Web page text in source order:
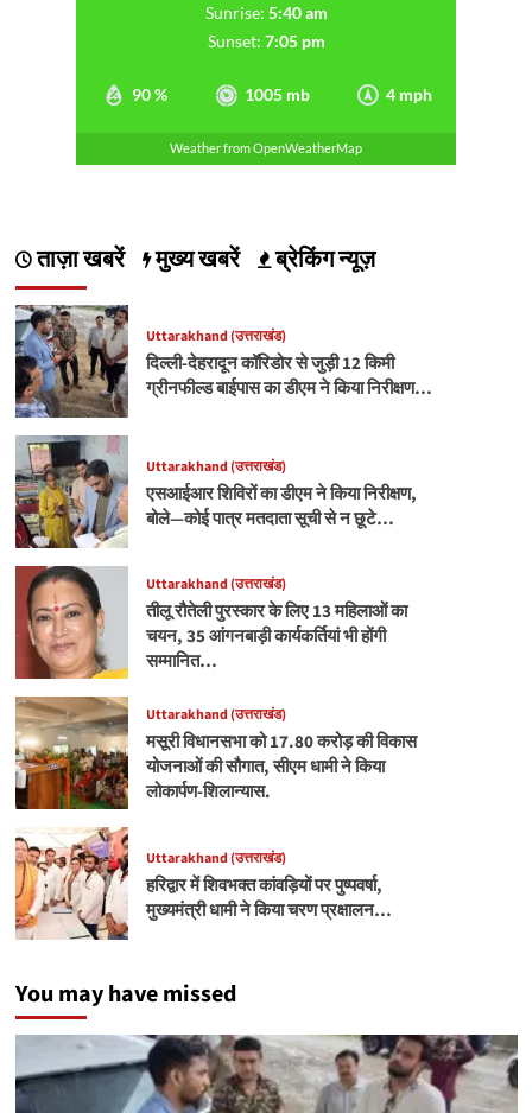
90 % 1005 mb 4 mph
Sunrise: 5:40 am
Sunset: 7:05 pm
Weather from OpenWeatherMap
ताज़ा खबरें मुख्य खबरें ब्रेकिंग न्यूज़
Uttarakhand (उत्तराखंड)
दिल्ली-देहरादून कॉरिडोर से जुड़ी 12 किमी
ग्रीनफील्ड बाईपास का डीएम ने किया निरीक्षण…
Uttarakhand (उत्तराखंड)
एसआईआर शिविरों का डीएम ने किया निरीक्षण,
बोले—कोई पात्र मतदाता सूची से न छूटे…
Uttarakhand (उत्तराखंड)
तीलू रौतेली पुरस्कार के लिए 13 महिलाओं का
चयन, 35 आंगनबाड़ी कार्यकर्तियां भी होंगी
सम्मानित…
Uttarakhand (उत्तराखंड)
मसूरी विधानसभा को 17.80 करोड़ की विकास
योजनाओं की सौगात, सीएम धामी ने किया
लोकार्पण-शिलान्यास.
Uttarakhand (उत्तराखंड)
हरिद्वार में शिवभक्त कांवड़ियों पर पुष्पवर्षा,
मुख्यमंत्री धामी ने किया चरण प्रक्षालन…
You may have missed